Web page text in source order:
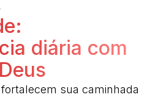
diária com
sua caminhada